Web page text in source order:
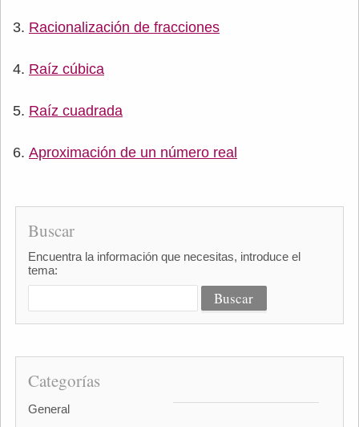
Racionalización de fracciones
Raíz cúbica
Raíz cuadrada
Aproximación de un número real
Buscar
Encuentra la información que necesitas, introduce el
tema:
Categorías
General